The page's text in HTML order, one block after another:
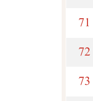
71
72
73